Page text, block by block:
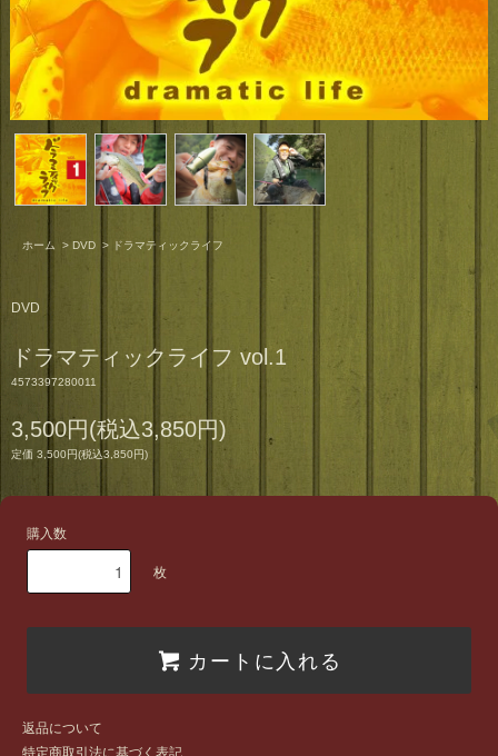
ホーム > DVD > ドラマティックライフ
DVD
ドラマティックライフ vol.1
4573397280011
3,500円(税込3,850円)
定価 3,500円(税込3,850円)
購入数
枚
カートに入れる
返品について